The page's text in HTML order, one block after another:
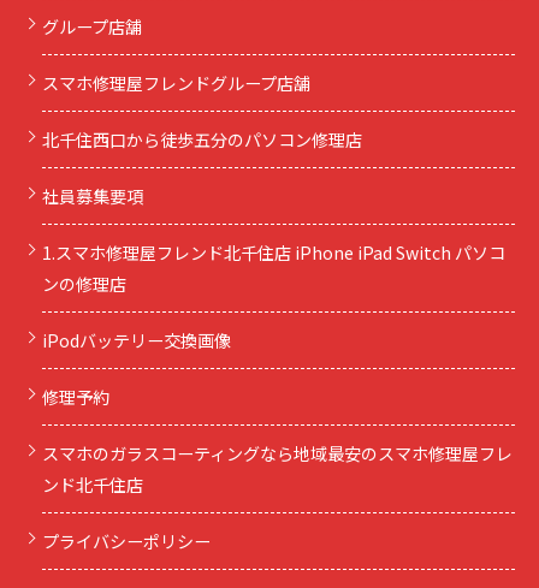
グループ店舗
スマホ修理屋フレンドグループ店舗
北千住西口から徒歩五分のパソコン修理店
社員募集要項
1.スマホ修理屋フレンド北千住店 iPhone iPad Switch パソコ
ンの修理店
iPodバッテリー交換画像
修理予約
スマホのガラスコーティングなら地域最安のスマホ修理屋フレ
ンド北千住店
プライバシーポリシー